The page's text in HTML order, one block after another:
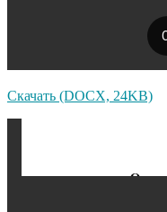
Скачать (DOCX, 24KB)